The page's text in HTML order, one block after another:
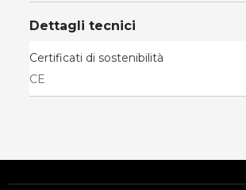
Dettagli tecnici
Certificati di sostenibilità
CE